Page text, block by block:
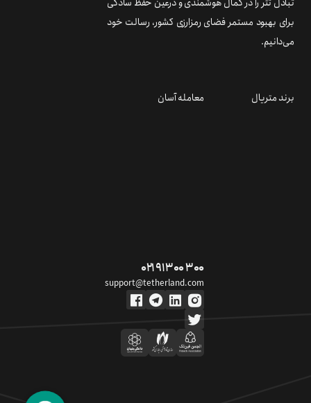
برای بهبود مستمر فضای رمزارزی کشور، رسالت خود
می‌دانیم.
برند متریال معامله آسان
۰۲۱ ۹۱ ۳۰۰ ۳۰۰
support@tetherland.com